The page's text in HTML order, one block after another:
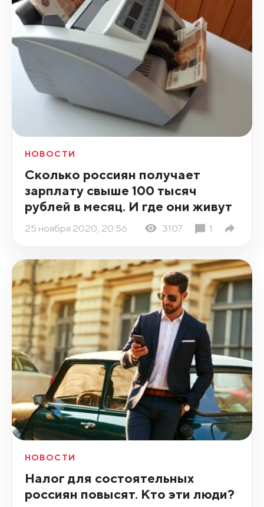
НОВОСТИ
Сколько россиян получает
зарплату свыше 100 тысяч
рублей в месяц. И где они живут
25 ноября 2020, 20:56 3107 1
НОВОСТИ
Налог для состоятельных
россиян повысят. Кто эти люди?